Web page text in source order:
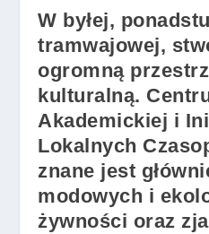
W byłej,
tramwajowej,
ogromną
kulturalną.
Akademickiej i
Lokalnych
znane jest
modowych i
żywności oraz